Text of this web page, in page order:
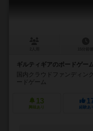
ギルティギアのボードゲーム
国内クラウドファンディン
ードゲーム
13
興味あり 経験あり